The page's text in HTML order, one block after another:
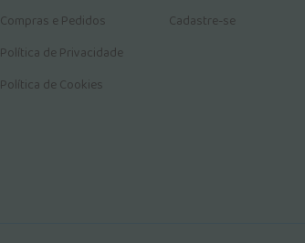
Compras e Pedidos
Política de Privacidade
Política de Cookies
Cadastre-se